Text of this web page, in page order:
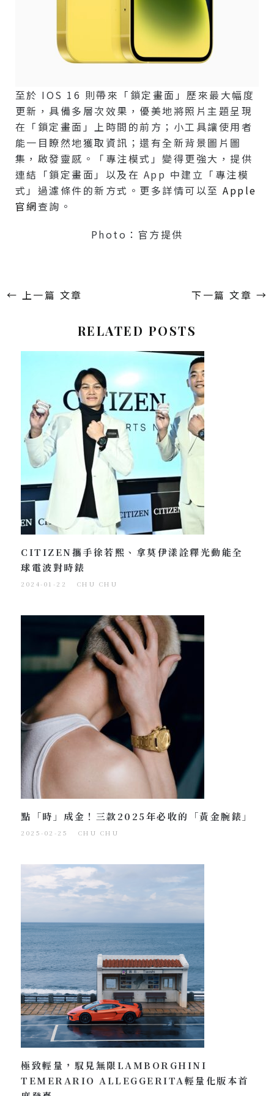
至於 IOS 16 則帶來「鎖定畫面」歷來最大幅度
更新，具備多層次效果，優美地將照片主題呈現
在「鎖定畫面」上時間的前方；小工具讓使用者
能一目瞭然地獲取資訊；還有全新背景圖片圖
集，啟發靈感。「專注模式」變得更強大，提供
連結「鎖定畫面」以及在 App 中建立「專注模
式」過濾條件的新方式。更多詳情可以至Apple
官網查詢。
Photo：官方提供
← 上一篇 文章 下一篇 文章 →
RELATED POSTS
CITIZEN攜手徐若熙、拿莫伊漾詮釋光動能全
球電波對時錶
2024-01-22 CHU CHU
點「時」成金！三款2025年必收的「黃金腕錶」
2025-02-25 CHU CHU
極致輕量，馭見無限LAMBORGHINI
TEMERARIO ALLEGGERITA輕量化版本首